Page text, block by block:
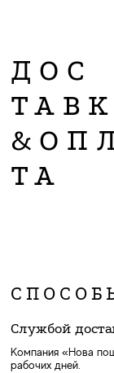
ДОС
ТА
Службой
Компания «Нова
рабочих дней.